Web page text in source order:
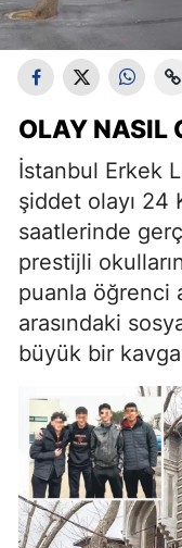
OLAY NASIL
İstanbul Erkek
şiddet olayı 24
saatlerinde
prestijli
puanla öğrenci
arasındaki
büyük bir